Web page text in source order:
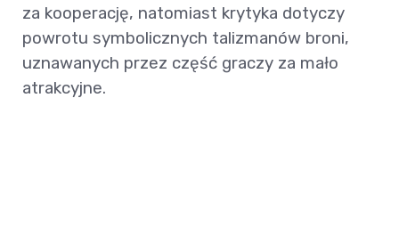
za kooperację, natomiast krytyka dotyczy
powrotu symbolicznych talizmanów broni,
uznawanych przez część graczy za mało
atrakcyjne.